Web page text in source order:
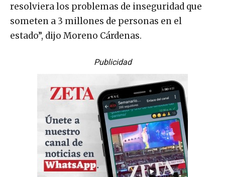
resolviera los problemas de inseguridad que
someten a 3 millones de personas en el
estado”, dijo Moreno Cárdenas.
Publicidad